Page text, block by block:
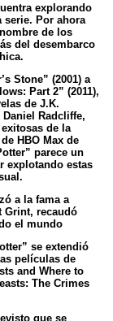
explorando
serie. Por ahora
de los
del desembarco
Stone” (2001) a
Part 2” (2011),
de J.K.
Radcliffe,
de la
HBO Max de
parece un
explotando estas
a la fama a
Grint, recaudó
el mundo
se extendió
películas de
and Where to
The Crimes
que se